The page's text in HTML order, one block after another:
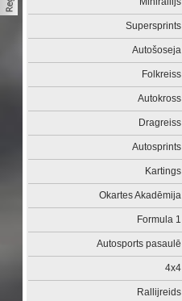
Supersprints
Autošoseja
Folkreiss
Autokross
Dragreiss
Autosprints
Kartings
Okartes Akadēmija
Formula 1
Autosports pasaulē
4x4
Rallijreids